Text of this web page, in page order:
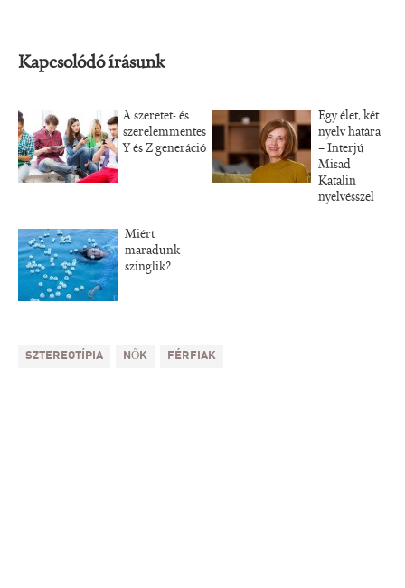
Kapcsolódó írásunk
A szeretet- és
szerelemmentes
Y és Z generáció
Egy élet, két
nyelv határa
– Interjú
Misad
Katalin
nyelvésszel
Miért
maradunk
szinglik?
SZTEREOTÍPIA NŐK FÉRFIAK